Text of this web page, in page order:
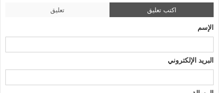
اكتب تعليق تعليق
الإسم
البريد الإلكتروني